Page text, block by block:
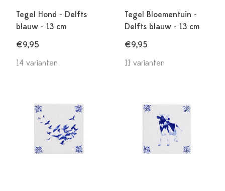
Tegel Hond - Delfts
blauw - 13 cm
€9,95
14 varianten
Tegel Bloementuin -
Delfts blauw - 13 cm
€9,95
11 varianten